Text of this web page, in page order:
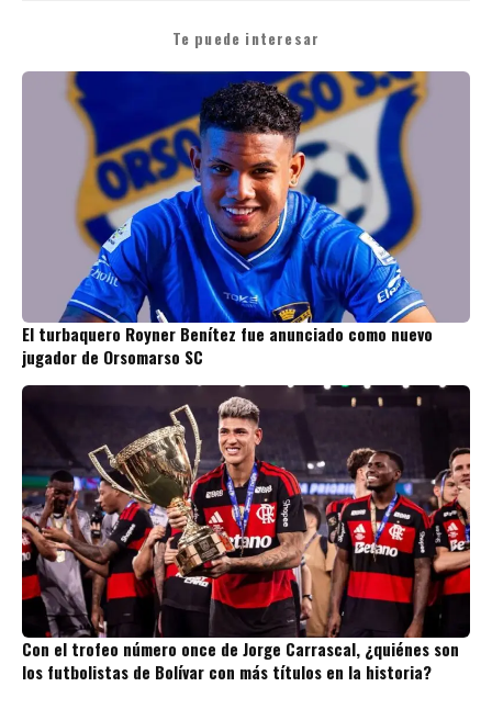
Te puede interesar
El turbaquero Royner Benítez fue anunciado como nuevo
jugador de Orsomarso SC
Con el trofeo número once de Jorge Carrascal, ¿quiénes son
los futbolistas de Bolívar con más títulos en la historia?